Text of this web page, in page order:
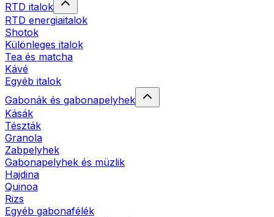
RTD italok
RTD energiaitalok
Shotok
Különleges italok
Tea és matcha
Kávé
Egyéb italok
Gabonák és gabonapelyhek
Kásák
Tészták
Granola
Zabpelyhek
Gabonapelyhek és müzlik
Hajdina
Quinoa
Rizs
Egyéb gabonafélék